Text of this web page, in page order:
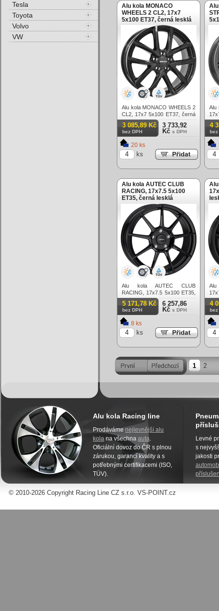
Alu kola MONACO
WHEELS 2 CL2, 17x7
5x100 ET37, černá lesklá
Alu kola MONACO WHEELS 2
CL2, 17x7 5x100 ET37, černá
lesklá
3 085,89 Kč
bez DPH
3 733,92
Kč s DPH
20 ks
ks
Alu
4
bez
Alu kola AUTEC CLUB
RACING, 17x7.5 5x100
ET35, černá lesklá
Alu kola AUTEC CLUB
RACING, 17x7.5 5x100 ET35,
černá lesklá
5 171,78 Kč
bez DPH
6 257,86
Kč s DPH
8 ks
ks
4
bez
1 2
Tesla
Toyota
Volvo
VW
Alu kola Racing line
Prodáváme nejlevnější alu
kola na všechna auta.
Oficiální dovoz do ČR s plnou
zárukou, garancí kvality a s
potřebnými certifikacemi (ISO,
TÜV).
Levné
s
jakosti
© 2010-2026 Copyright Racing Line CZ s.r.o. VS-POINT.cz